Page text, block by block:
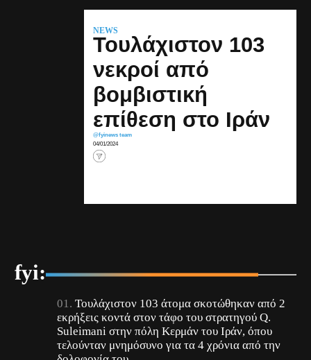
NEWS
Τουλάχιστον 103
νεκροί από
βομβιστική
επίθεση στο Ιράν
@fyinews team
04/01/2024
fyi:
Τουλάχιστον 103 άτομα σκοτώθηκαν από 2
εκρήξεις κοντά στον τάφο του στρατηγού Q.
Suleimani στην πόλη Κερμάν του Ιράν, όπου
τελούνταν μνημόσυνο για τα 4 χρόνια από την